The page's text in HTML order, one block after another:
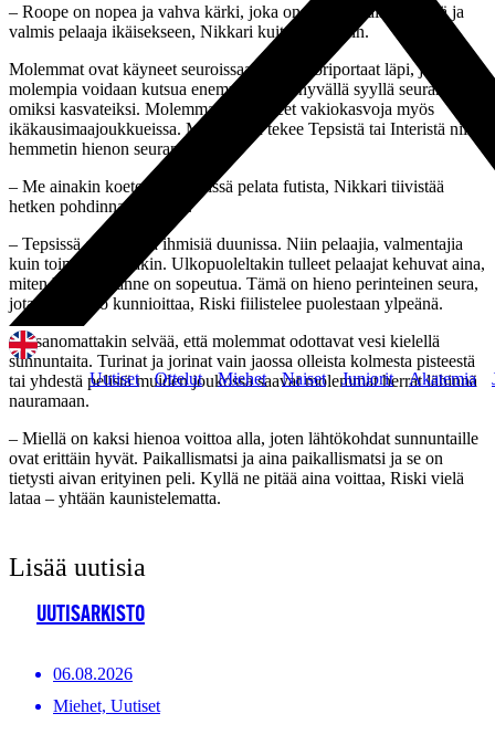
Uutiset Ottelut Miehet Naiset Juniorit Akatemia
– Roope on nopea ja vahva kärki, joka on jo harvinaisen kypsä ja
valmis pelaaja ikäisekseen, Nikkari kuittasi takaisin.
Molemmat ovat käyneet seuroissaan eri junioriportaat läpi, joten
molempia voidaan kutsua enemmän kuin hyvällä syyllä seuransa
omiksi kasvateiksi. Molemmat ovat olleet vakiokasvoja myös
ikäkausimaajoukkueissa. Mikä sitten tekee Tepsistä tai Interistä niin
hemmetin hienon seuran?
– Me ainakin koetetaan Interissä pelata futista, Nikkari tiivistää
hetken pohdinnan jälkeen.
– Tepsissä on hienoja ihmisiä duunissa. Niin pelaajia, valmentajia
kuin toimistoväkeäkin. Ulkopuoleltakin tulleet pelaajat kehuvat aina,
miten helppoa tänne on sopeutua. Tämä on hieno perinteinen seura,
jota on helppo kunnioittaa, Riski fiilistelee puolestaan ylpeänä.
On sanomattakin selvää, että molemmat odottavat vesi kielellä
sunnuntaita. Turinat ja jorinat vain jaossa olleista kolmesta pisteestä
tai yhdestä pelistä muiden joukossa saavat molemmat herrat lähinnä
nauramaan.
– Miellä on kaksi hienoa voittoa alla, joten lähtökohdat sunnuntaille
ovat erittäin hyvät. Paikallismatsi ja aina paikallismatsi ja se on
tietysti aivan erityinen peli. Kyllä ne pitää aina voittaa, Riski vielä
lataa – yhtään kaunistelematta.
Lisää uutisia
UUTISARKISTO
06.08.2026
Miehet, Uutiset